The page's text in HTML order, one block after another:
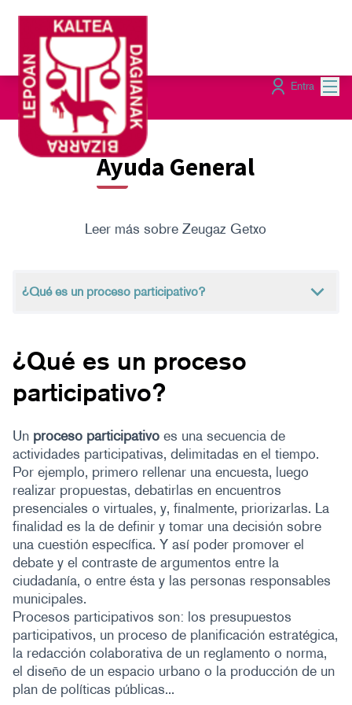
Entra
Ayuda General
Leer más sobre Zeugaz Getxo
¿Qué es un proceso participativo?
¿Qué es un proceso
participativo?
Un proceso participativo es una secuencia de
actividades participativas, delimitadas en el tiempo.
Por ejemplo, primero rellenar una encuesta, luego
realizar propuestas, debatirlas en encuentros
presenciales o virtuales, y, finalmente, priorizarlas. La
finalidad es la de definir y tomar una decisión sobre
una cuestión específica. Y así poder promover el
debate y el contraste de argumentos entre la
ciudadanía, o entre ésta y las personas responsables
municipales.
Procesos participativos son: los presupuestos
participativos, un proceso de planificación estratégica,
la redacción colaborativa de un reglamento o norma,
el diseño de un espacio urbano o la producción de un
plan de políticas públicas...